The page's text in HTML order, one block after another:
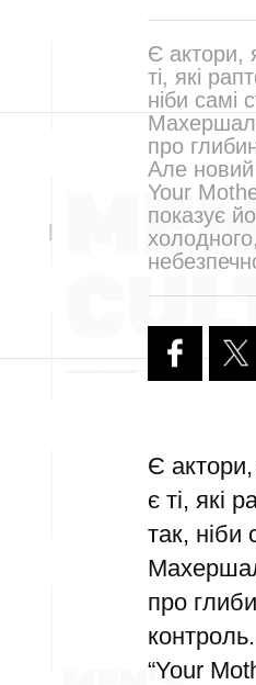
Є актори,
ті, які
ніби самі
про
Але новий
Your
показує
Є актори,
є ті, які
так, ніби
про
“Your